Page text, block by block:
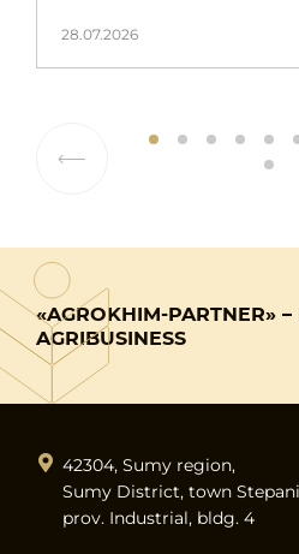
28.07.2026
«AGROKHIM-PARTNER»
AGRIBUSINESS
42304, Sumy region,
Sumy District, town
prov. Industrial, bldg. 4